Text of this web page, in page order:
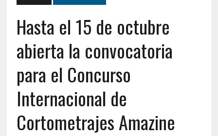
Hasta el 15 de octubre
abierta la convocatoria
para el Concurso
Internacional de
Cortometrajes Amazine